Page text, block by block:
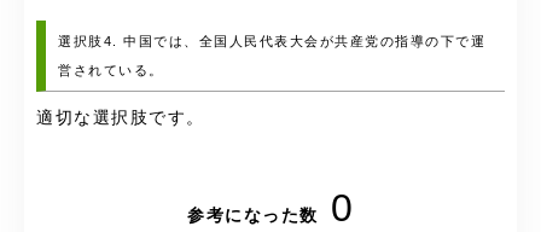
選択肢4. 中国では、全国人民代表大会が共産党の指導の下で運
営されている。
適切な選択肢です。
参考になった数 0